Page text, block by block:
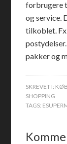
forbrugere
og service.
tilkoblet. Fx
pakker og
SKREVET I:
SHOPPING
TAGS: